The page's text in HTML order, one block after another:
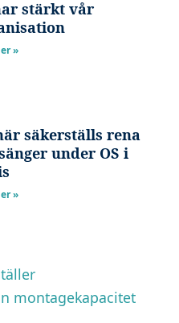
stärkt vår
»
säkerställs rena
under OS i
»
montagekapacitet